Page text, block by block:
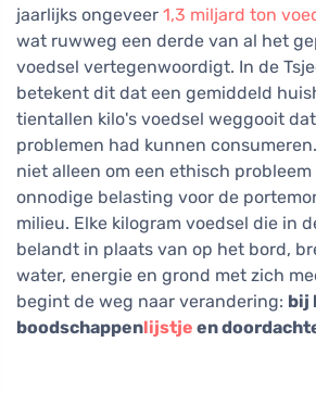
jaarlijks ongeveer 1,3 miljard ton
wat ruwweg een derde van al het
voedsel vertegenwoordigt. In de
betekent dit dat een gemiddeld
tientallen kilo's voedsel weggooit
problemen had kunnen
niet alleen om een ethisch probleem
onnodige belasting voor de
milieu. Elke kilogram voedsel die in
belandt in plaats van op het bord,
water, energie en grond met zich
begint de weg naar verandering: bij
boodschappenlijstje en